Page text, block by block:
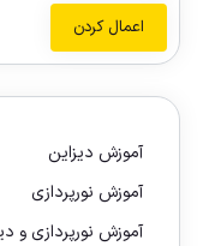
اعمال کردن
آموزش دیزاین
آموزش نورپردازی
آموزش نورپردازی و